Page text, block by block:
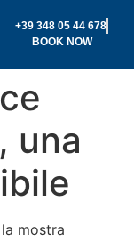
+39 348 05 44 678
BOOK NOW
una
mostra